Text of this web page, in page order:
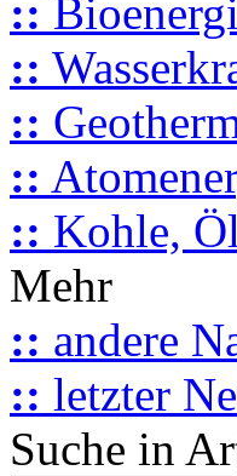
::
::
::
::
:: Kohle,
Mehr
:: andere
:: letzter
Suche in